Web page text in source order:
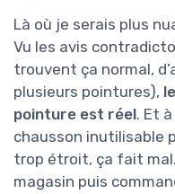
Là où je serais plus
Vu les avis
trouvent ça normal,
plusieurs pointures),
pointure est réel. Et
chausson inutilisable
trop étroit, ça fait
magasin puis